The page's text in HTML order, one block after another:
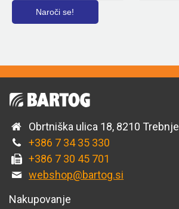
Obrtniška ulica 18, 8210 Trebnje
+386 7 34 35 330
+386 7 30 45 701
webshop@bartog.si
Nakupovanje